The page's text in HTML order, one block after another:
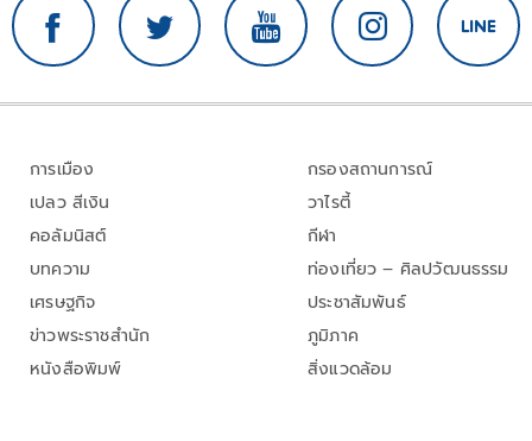
การเมือง
เปลว สีเงิน
คอลัมนิสต์
บทความ
เศรษฐกิจ
ข่าวพระราชสำนัก
หนังสือพิมพ์
กรองสถานการณ์
วาไรตี้
กีฬา
ท่องเที่ยว – ศิลปวัฒนธรรม
ประชาสัมพันธ์
ภูมิภาค
สิ่งแวดล้อม